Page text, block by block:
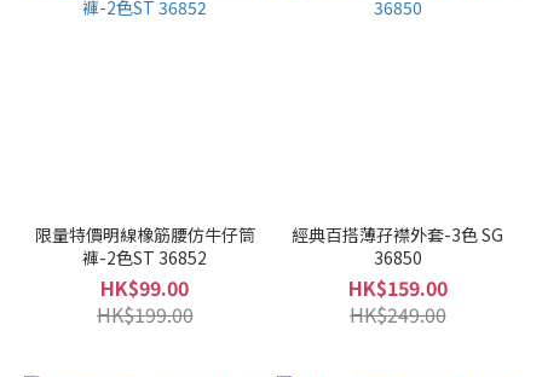
限量特價明線橡筋腰仿牛仔筒
褲-2色ST 36852
HK$99.00
HK$199.00
經典百搭薄孖襟外套-3色 SG
36850
HK$159.00
HK$249.00